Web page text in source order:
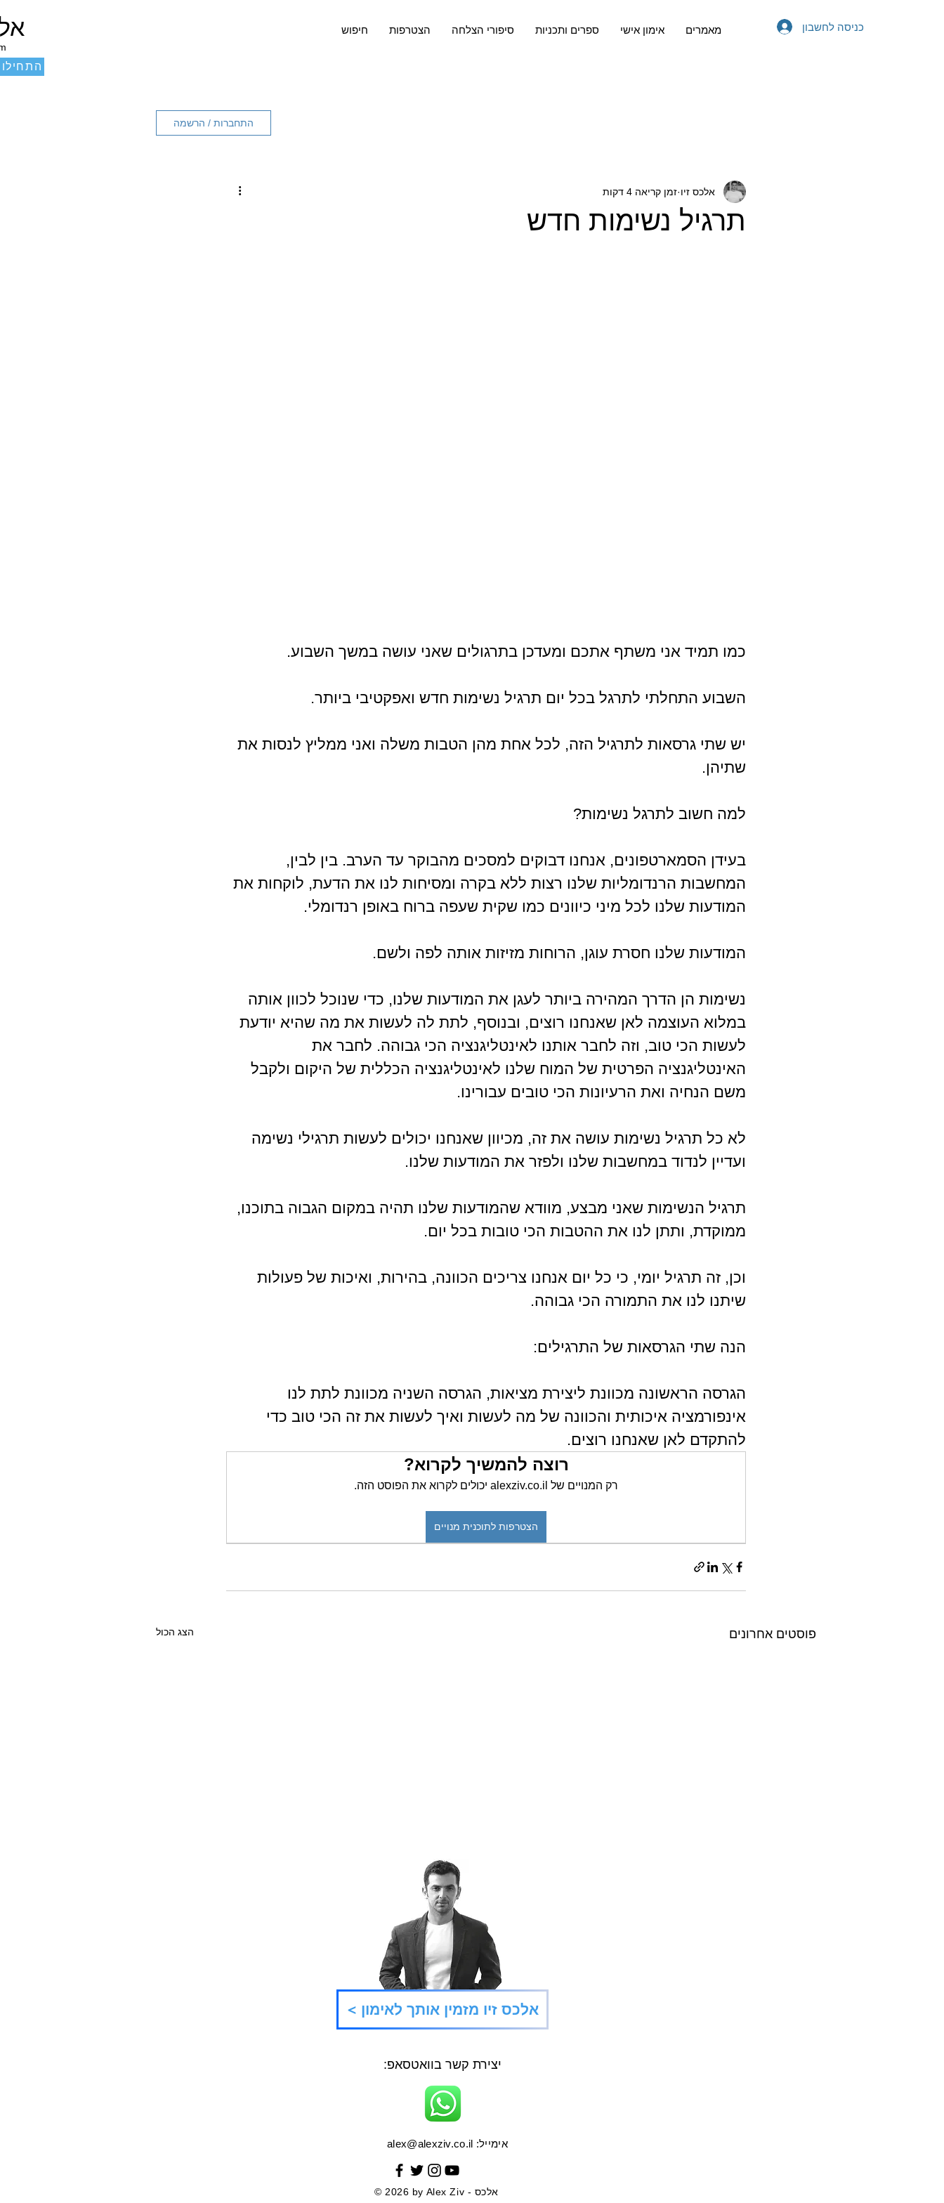
חיפוש הצטרפות סיפורי הצלחה ספרים ותכניות אימון אישי מאמרים כניסה לחשבון
התחילו
התחברות / הרשמה
תרגיל נשימות חדש
אלכס זיו זמן קריאה 4 דקות
כמו תמיד אני משתף אתכם ומעדכן בתרגולים שאני עושה במשך השבוע.
השבוע התחלתי לתרגל בכל יום תרגיל נשימות חדש ואפקטיבי ביותר.
יש שתי גרסאות לתרגיל הזה, לכל אחת מהן הטבות משלה ואני ממליץ לנסות את
שתיהן.
למה חשוב לתרגל נשימות?
בעידן הסמארטפונים, אנחנו דבוקים למסכים מהבוקר עד הערב. בין לבין,
המחשבות הרנדומליות שלנו רצות ללא בקרה ומסיחות לנו את הדעת, לוקחות את
המודעות שלנו לכל מיני כיוונים כמו שקית שעפה ברוח באופן רנדומלי.
המודעות שלנו חסרת עוגן, הרוחות מזיזות אותה לפה ולשם.
נשימות הן הדרך המהירה ביותר לעגן את המודעות שלנו, כדי שנוכל לכוון אותה
במלוא העוצמה לאן שאנחנו רוצים, ובנוסף, לתת לה לעשות את מה שהיא יודעת
לעשות הכי טוב, וזה לחבר אותנו לאינטליגנציה הכי גבוהה. לחבר את
האינטליגנציה הפרטית של המוח שלנו לאינטליגנציה הכללית של היקום ולקבל
משם הנחיה ואת הרעיונות הכי טובים עבורינו.
לא כל תרגיל נשימות עושה את זה, מכיוון שאנחנו יכולים לעשות תרגילי נשימה
ועדיין לנדוד במחשבות שלנו ולפזר את המודעות שלנו.
תרגיל הנשימות שאני מבצע, מוודא שהמודעות שלנו תהיה במקום הגבוה בתוכנו,
ממוקדת, ותתן לנו את ההטבות הכי טובות בכל יום.
וכן, זה תרגיל יומי, כי כל יום אנחנו צריכים הכוונה, בהירות, ואיכות של פעולות
שיתנו לנו את התמורה הכי גבוהה.
הנה שתי הגרסאות של התרגילים:
הגרסה הראשונה מכוונת ליצירת מציאות, הגרסה השניה מכוונת לתת לנו
אינפורמציה איכותית והכוונה של מה לעשות ואיך לעשות את זה הכי טוב כדי
להתקדם לאן שאנחנו רוצים.
רוצה להמשיך לקרוא?
רק המנויים של alexziv.co.il יכולים לקרוא את הפוסט הזה.
הצטרפות לתוכנית מנויים
פוסטים אחרונים הצג הכול
דוושת התאוצה
< אלכס זיו מזמין אותך לאימון
יצירת קשר בוואטסאפ:
אימייל: alex@alexziv.co.il
© 2026 by Alex Ziv - אלכס